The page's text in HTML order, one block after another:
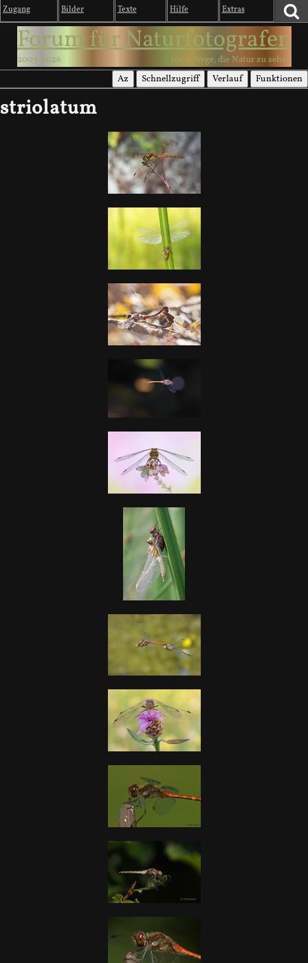
Zugang Bilder Texte Hilfe Extras
Forum für Naturfotografen
2003-2026 1000 Wege, die Natur zu sehen
Az Schnellzugriff Verlauf Funktionen
striolatum